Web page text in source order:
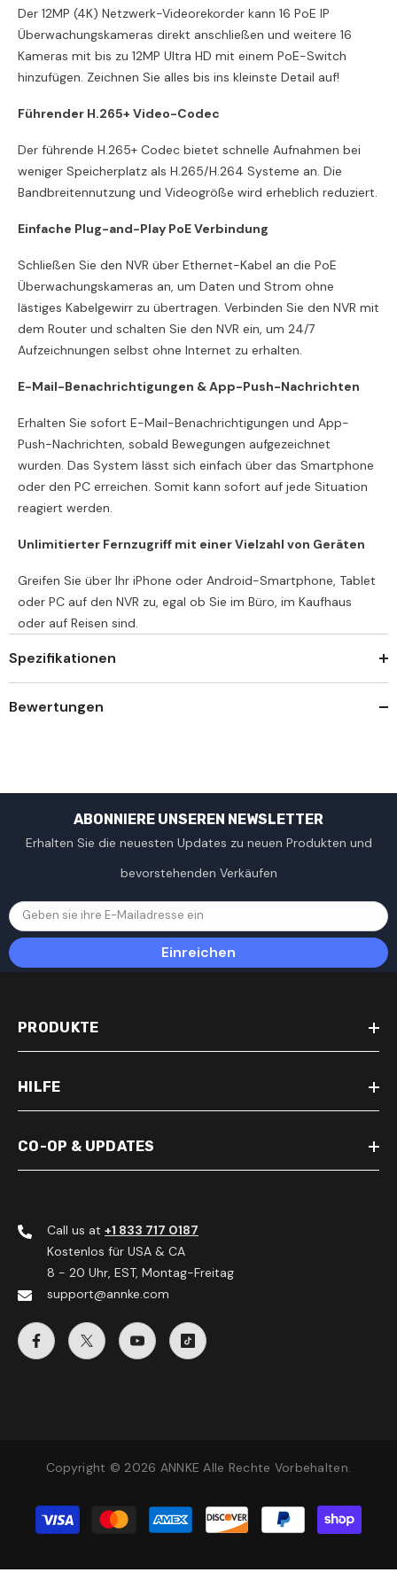
Bewegungserkennung,
Fernzugriff
H.265+,
Bewegungserkennung,
Fernzugriff
Der 12MP (4K) Netzwerk-Videorekorder kann 16 PoE IP
Überwachungskameras direkt anschließen und weitere 16
Kameras mit bis zu 12MP Ultra HD mit einem PoE-Switch
hinzufügen. Zeichnen Sie alles bis ins kleinste Detail auf!
Führender H.265+ Video-Codec
Der führende H.265+ Codec bietet schnelle Aufnahmen bei
weniger Speicherplatz als H.265/H.264 Systeme an. Die
Bandbreitennutzung und Videogröße wird erheblich reduziert.
Einfache Plug-and-Play PoE Verbindung
Schließen Sie den NVR über Ethernet-Kabel an die PoE
Überwachungskameras an, um Daten und Strom ohne
lästiges Kabelgewirr zu übertragen. Verbinden Sie den NVR mit
dem Router und schalten Sie den NVR ein, um 24/7
Aufzeichnungen selbst ohne Internet zu erhalten.
E-Mail-Benachrichtigungen & App-Push-Nachrichten
Erhalten Sie sofort E-Mail-Benachrichtigungen und App-
Push-Nachrichten, sobald Bewegungen aufgezeichnet
wurden. Das System lässt sich einfach über das Smartphone
oder den PC erreichen. Somit kann sofort auf jede Situation
reagiert werden.
Unlimitierter Fernzugriff mit einer Vielzahl von Geräten
Greifen Sie über Ihr iPhone oder Android-Smartphone, Tablet
oder PC auf den NVR zu, egal ob Sie im Büro, im Kaufhaus
oder auf Reisen sind.
Spezifikationen
Bewertungen
ABONNIERE UNSEREN NEWSLETTER
Erhalten Sie die neuesten Updates zu neuen Produkten und
bevorstehenden Verkäufen
Geben sie ihre E-Mailadresse ein
Einreichen
PRODUKTE
HILFE
CO-OP & UPDATES
Call us at +1 833 717 0187
Kostenlos für USA & CA
8 - 20 Uhr, EST, Montag-Freitag
support@annke.com
Copyright © 2026 ANNKE Alle Rechte Vorbehalten.
Zahlungsmethoden